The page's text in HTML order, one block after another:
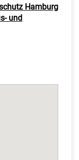
Hamburg
und